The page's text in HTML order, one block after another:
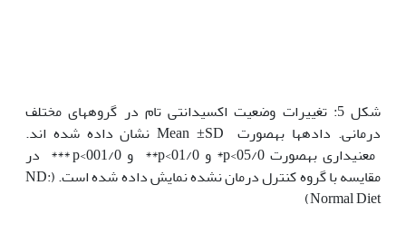
شکل 5: تغییرات وضعیت اکسیدانتی تام در گروه‫های مختلف
درمانی. داده‫ها به‫صورت Mean ±SD نشان داده شده اند.
معنی‫داری به‫صورت 05/0>p* و 01/0>p** و 001/0>p *** در
مقایسه با گروه کنترل درمان نشده نمایش داده شده است. (ND:
Normal Diet)